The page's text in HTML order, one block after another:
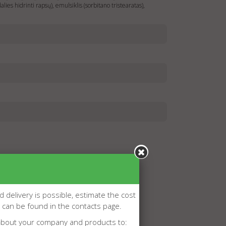
hidrinti rapsų), emulsiklis (sorbitano tristearatas),
delivery is possible, estimate the cost
can be found in the contacts page.
your company and products to: